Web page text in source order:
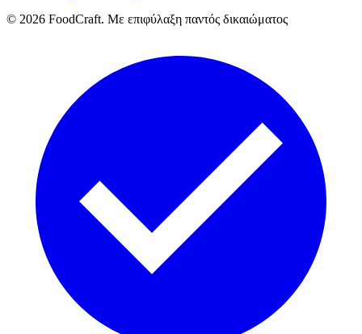
© 2026 FoodCraft. Με επιφύλαξη παντός δικαιώματος